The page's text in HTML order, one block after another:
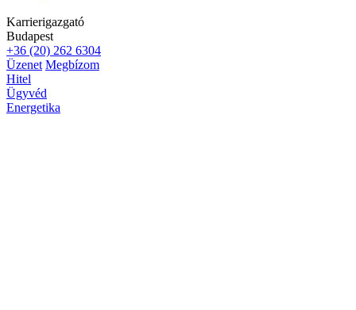
Karrierigazgató
Budapest
+36 (20) 262 6304
Üzenet Megbízom
Hitel
Ügyvéd
Energetika